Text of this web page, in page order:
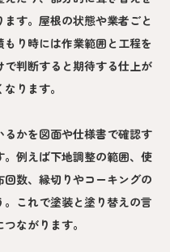
す。屋根の状態や業者ごと
り時には作業範囲と工程を
判断すると期待する仕上が
ります。
かを図面や仕様書で確認す
例えば下地調整の範囲、使
数、縁切りやコーキングの
これで塗装と塗り替えの言
ながります。